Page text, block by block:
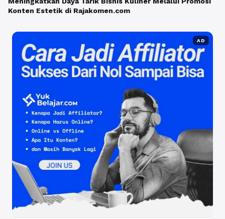
Konten Estetik di Rajakomen.com
AD